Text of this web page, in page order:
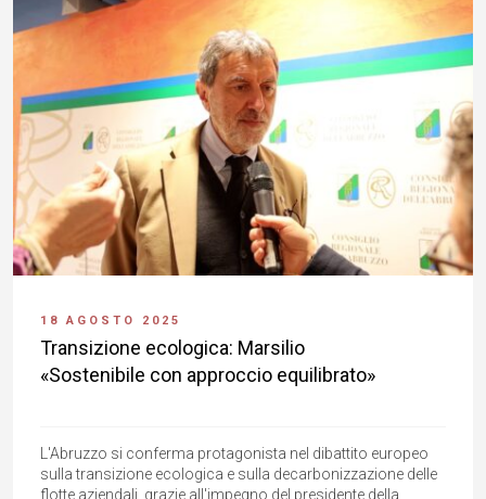
18 AGOSTO 2025
Transizione ecologica: Marsilio
«Sostenibile con approccio equilibrato»
L'Abruzzo si conferma protagonista nel dibattito europeo
sulla transizione ecologica e sulla decarbonizzazione delle
flotte aziendali, grazie all'impegno del presidente della